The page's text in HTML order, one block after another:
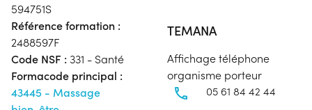
594751S
Référence formation :
2488597F
Code NSF : 331 - Santé
Formacode principal :
43445 - Massage
TEMANA
Affichage téléphone
organisme porteur
05 61 84 42 44